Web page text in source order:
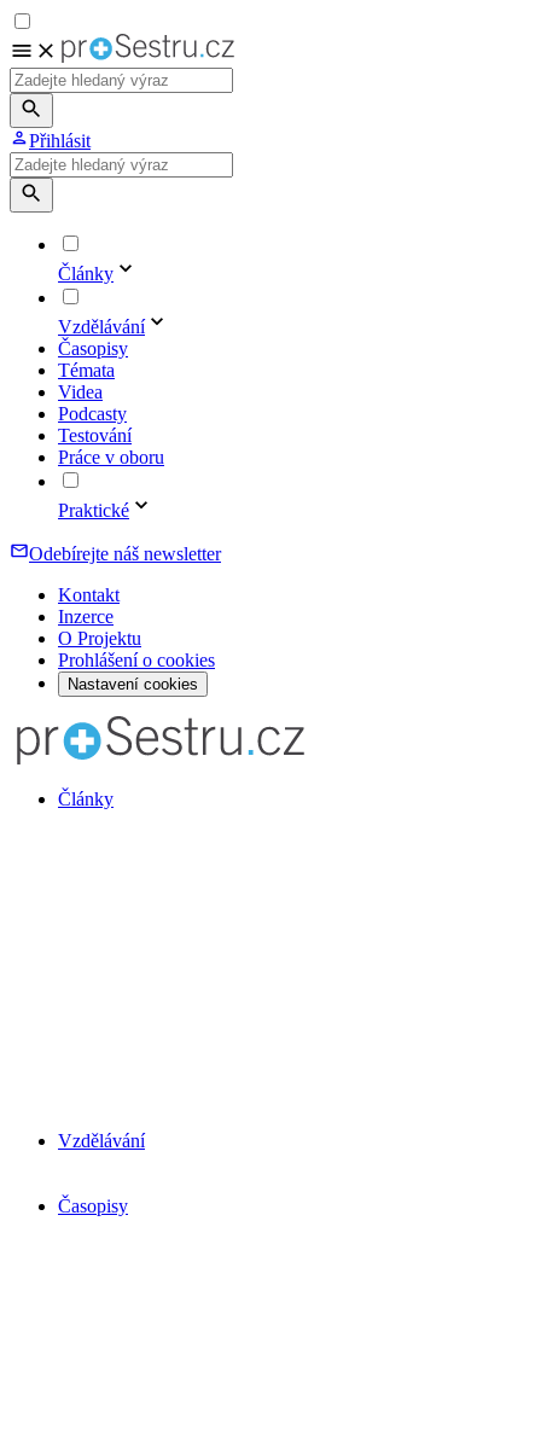
Přihlásit
Články
Vzdělávání
Časopisy
Témata
Videa
Podcasty
Testování
Práce v oboru
Praktické
Odebírejte náš newsletter
Kontakt
Inzerce
O Projektu
Prohlášení o cookies
Nastavení cookies
Články
Vzdělávání
Časopisy